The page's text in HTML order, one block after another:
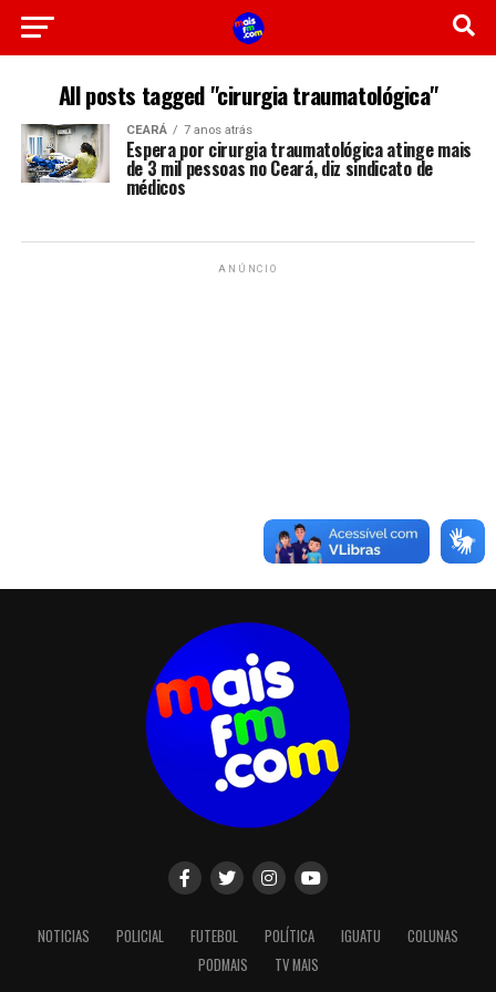
All posts tagged "cirurgia traumatológica"
CEARÁ 7 anos atrás
Espera por cirurgia traumatológica atinge mais
de 3 mil pessoas no Ceará, diz sindicato de
médicos
ANÚNCIO
NOTICIAS POLICIAL FUTEBOL POLÍTICA IGUATU
COLUNAS
PODMAIS
TV MAIS